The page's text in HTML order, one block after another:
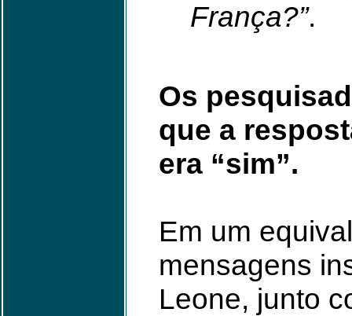
França?”.
Os
que a
era “sim”.
Em um
mensagens
Leone, junto